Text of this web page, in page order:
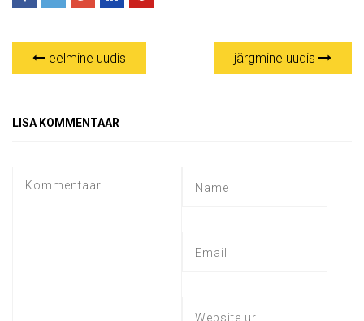
eelmine uudis järgmine uudis
LISA KOMMENTAAR